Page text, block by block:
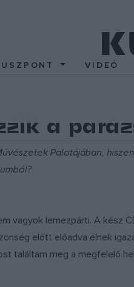
VIDEÓ
a
Palotájában,
vagyok lemezpárti. A kész
előtt előadva élnek
találtam meg a megfelelő